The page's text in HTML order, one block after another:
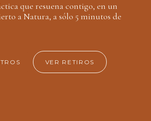
que resuena contigo, en un
a Natura, a sólo 5 minutos de
VER RETIROS